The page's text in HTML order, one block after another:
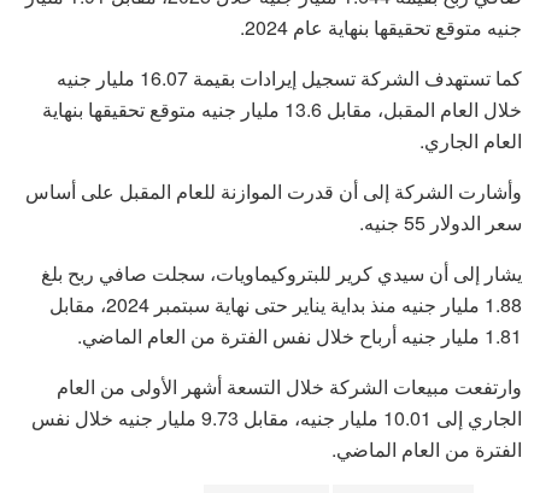
جنيه متوقع تحقيقها بنهاية عام 2024.
كما تستهدف الشركة تسجيل إيرادات بقيمة 16.07 مليار جنيه
خلال العام المقبل، مقابل 13.6 مليار جنيه متوقع تحقيقها بنهاية
العام الجاري.
وأشارت الشركة إلى أن قدرت الموازنة للعام المقبل على أساس
سعر الدولار 55 جنيه.
يشار إلى أن سيدي كرير للبتروكيماويات، سجلت صافي ربح بلغ
1.88 مليار جنيه منذ بداية يناير حتى نهاية سبتمبر 2024، مقابل
1.81 مليار جنيه أرباح خلال نفس الفترة من العام الماضي.
وارتفعت مبيعات الشركة خلال التسعة أشهر الأولى من العام
الجاري إلى 10.01 مليار جنيه، مقابل 9.73 مليار جنيه خلال نفس
الفترة من العام الماضي.